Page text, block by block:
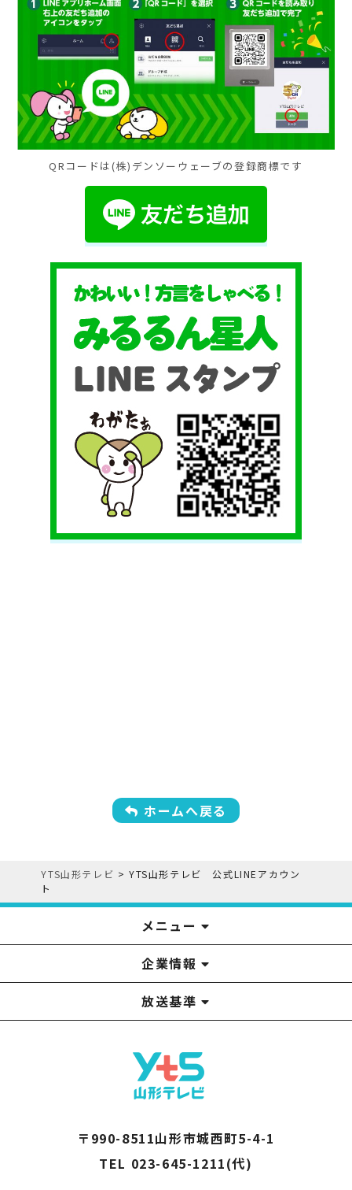
QRコードは(株)デンソーウェーブの登録商標です
ホームへ戻る
YTS山形テレビ >YTS山形テレビ 公式LINEアカウン
ト
メニュー
YTSニュース
番組
アナウンサー
プレゼント
イベント
みるるん星人
YTS見学ツアー
番組表
お問い合わせ
企業情報
企業情報
役員構成
YTS山形テレビ SDGs 宣言
採用情報
山形テレビ人権方針
山形テレビ国民保護業務計画提出文
個人情報基本方針
情報セキュリティ基本方針
視聴データの取扱いについて
系列局一覧
中継局一覧
放送基準
〒990-8511山形市城西町5-4-1
TEL 023-645-1211(代)